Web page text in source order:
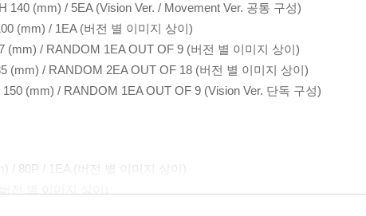
140 (mm) / 5EA (Vision Ver. / Movement Ver. 공통 구성)
(mm) / 1EA (버전 별 이미지 상이)
(mm) / RANDOM 1EA OUT OF 9 (버전 별 이미지 상이)
(mm) / RANDOM 2EA OUT OF 18 (버전 별 이미지 상이)
(mm) / RANDOM 1EA OUT OF 9 (Vision Ver. 단독 구성)
/ 80P / 1EA (버전 별 이미지 상이)